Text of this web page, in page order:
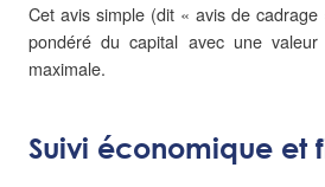
Cet avis simple (dit « avis de
pondéré du capital avec une
maximale.
Suivi économique et